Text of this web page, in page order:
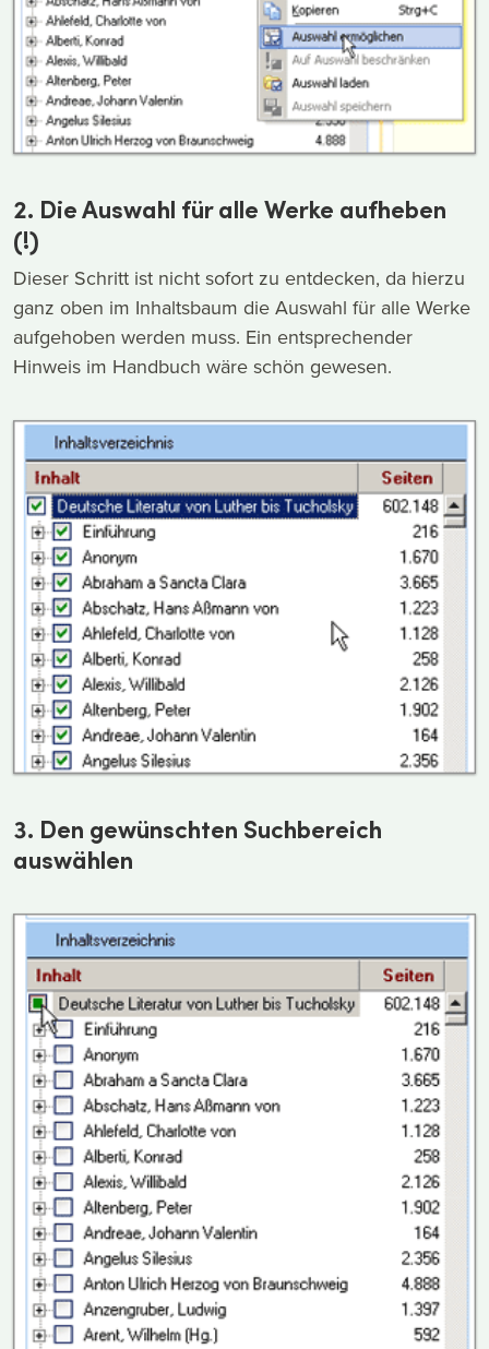
2. Die Auswahl für alle Werke aufheben
(!)
Dieser Schritt ist nicht sofort zu entdecken, da hierzu
ganz oben im Inhaltsbaum die Auswahl für alle Werke
aufgehoben werden muss. Ein entsprechender
Hinweis im Handbuch wäre schön gewesen.
3. Den gewünschten Suchbereich
auswählen